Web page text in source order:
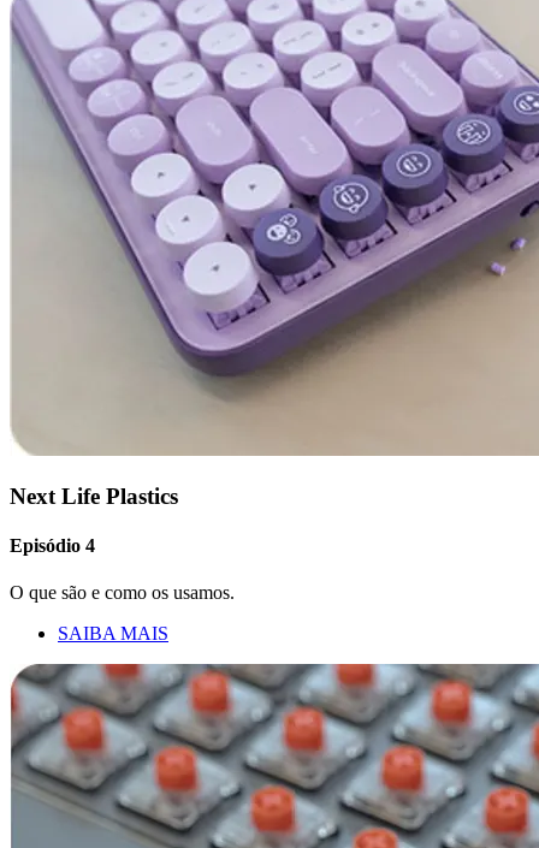
Next Life Plastics
Episódio 4
O que são e como os usamos.
SAIBA MAIS